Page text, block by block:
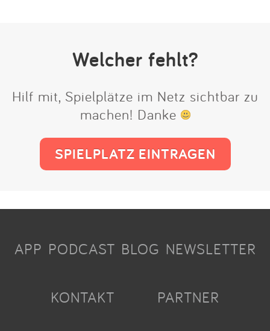
Welcher fehlt?
Hilf mit, Spielplätze im Netz sichtbar zu
machen! Danke
SPIELPLATZ EINTRAGEN
APP PODCAST BLOG NEWSLETTER
KONTAKT PARTNER